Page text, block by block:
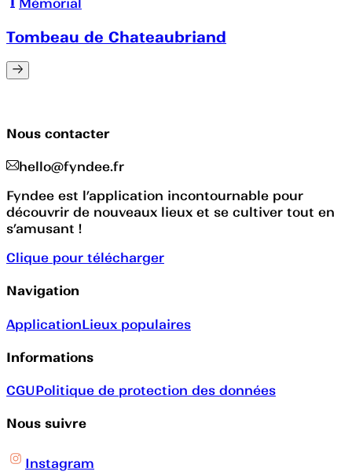
Tombeau de Chateaubriand
Nous contacter
hello@fyndee.fr
Fyndee est l’application incontournable pour
découvrir de nouveaux lieux et se cultiver tout en
s’amusant !
Clique pour télécharger
Navigation
ApplicationLieux populaires
Informations
CGUPolitique de protection des données
Nous suivre
Instagram